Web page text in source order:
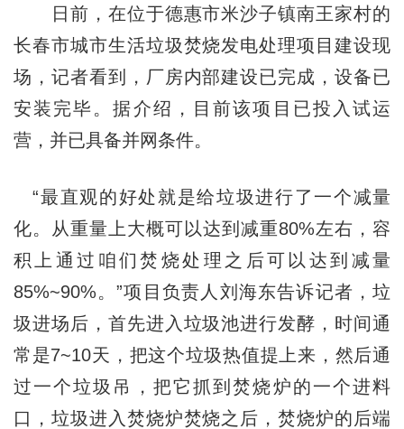
日前，在位于德惠市米沙子镇南王家村的
长春市城市生活垃圾焚烧发电处理项目建设现
场，记者看到，厂房内部建设已完成，设备已
安装完毕。据介绍，目前该项目已投入试运
营，并已具备并网条件。
“最直观的好处就是给垃圾进行了一个减量
化。从重量上大概可以达到减重80%左右，容
积上通过咱们焚烧处理之后可以达到减量
85%~90%。”项目负责人刘海东告诉记者，垃
圾进场后，首先进入垃圾池进行发酵，时间通
常是7~10天，把这个垃圾热值提上来，然后通
过一个垃圾吊，把它抓到焚烧炉的一个进料
口，垃圾进入焚烧炉焚烧之后，焚烧炉的后端